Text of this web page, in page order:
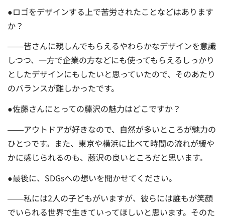
●ロゴをデザインする上で苦労されたことなどはあります
か？
――皆さんに親しんでもらえるやわらかなデザインを意識
しつつ、一方で企業の方などにも使ってもらえるしっかり
としたデザインにもしたいと思っていたので、そのあたり
のバランスが難しかったです。
●佐藤さんにとっての藤沢の魅力はどこですか？
――アウトドアが好きなので、自然が多いところが魅力の
ひとつです。また、東京や横浜に比べて時間の流れが緩や
かに感じられるのも、藤沢の良いところだと思います。
●最後に、SDGsへの想いを聞かせてください。
――私には2人の子どもがいますが、彼らには誰もが笑顔
でいられる世界で生きていってほしいと思います。そのた